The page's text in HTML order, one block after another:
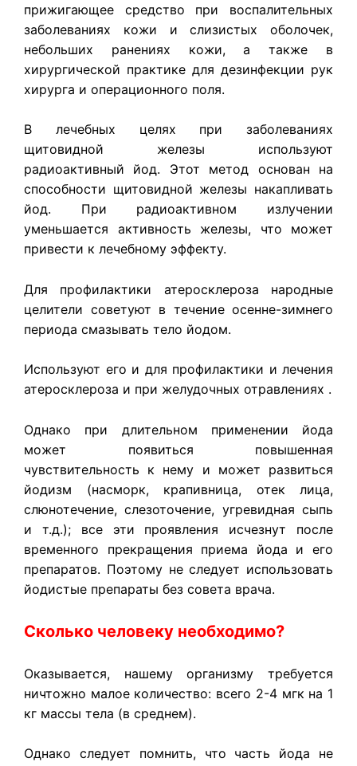
прижигающее средство при воспалительных
заболеваниях кожи и слизистых оболочек,
небольших ранениях кожи, а также в
хирургической практике для дезинфекции рук
хирурга и операционного поля.
В лечебных целях при заболеваниях
щитовидной железы используют
радиоактивный йод. Этот метод основан на
способности щитовидной железы накапливать
йод. При радиоактивном излучении
уменьшается активность железы, что может
привести к лечебному эффекту.
Для профилактики атеросклероза народные
целители советуют в течение осенне-зимнего
периода смазывать тело йодом.
Используют его и для профилактики и лечения
атеросклероза и при желудочных отравлениях .
Однако при длительном применении йода
может появиться повышенная
чувствительность к нему и может развиться
йодизм (насморк, крапивница, отек лица,
слюнотечение, слезоточение, угревидная сыпь
и т.д.); все эти проявления исчезнут после
временного прекращения приема йода и его
препаратов. Поэтому не следует использовать
йодистые препараты без совета врача.
Сколько человеку необходимо?
Оказывается, нашему организму требуется
ничтожно малое количество: всего 2-4 мгк на 1
кг массы тела (в среднем).
Однако следует помнить, что часть йода не